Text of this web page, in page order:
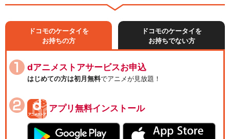
ドコモのケータイを
お持ちの方
ドコモのケータイを
お持ちでない方
dアニメストアサービスお申込
はじめての方は初月無料でアニメが見放題！
アプリ無料インストール